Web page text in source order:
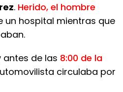
. Herido, el hombre
un hospital mientras que
antes de las 8:00 de la
circulaba por